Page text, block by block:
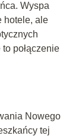
Wyspa
hotele, ale
połączenie
Nowego
tej